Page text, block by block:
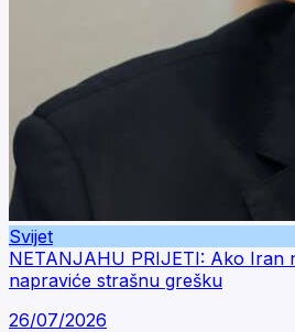
Svijet
NETANJAHU PRIJETI: Ako Iran
napraviće strašnu grešku
26/07/2026